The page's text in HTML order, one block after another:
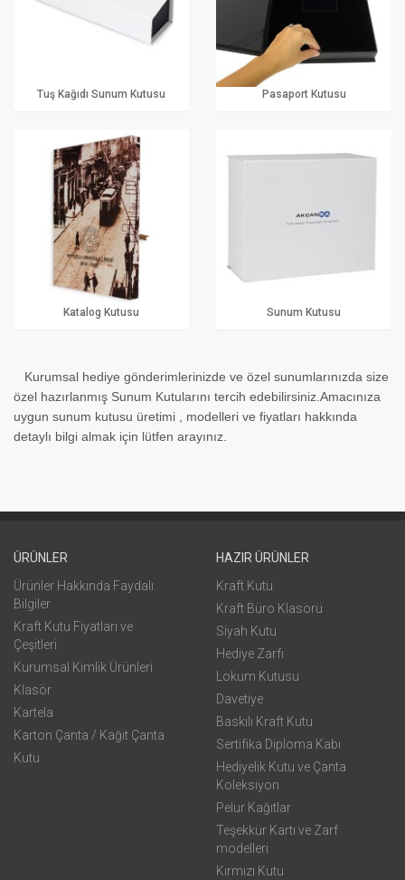
Tuş Kağıdı Sunum Kutusu Pasaport Kutusu
Katalog Kutusu Sunum Kutusu
Kurumsal hediye gönderimlerinizde ve özel sunumlarınızda size
özel hazırlanmış Sunum Kutularını tercih edebilirsiniz.Amacınıza
uygun sunum kutusu üretimi , modelleri ve fiyatları hakkında
detaylı bilgi almak için lütfen arayınız.
ÜRÜNLER
Ürünler Hakkında Faydalı
Bilgiler
Kraft Kutu Fiyatları ve
Çeşitleri
Kurumsal Kimlik Ürünleri
Klasör
Kartela
Karton Çanta / Kağıt Çanta
Kutu
HAZIR ÜRÜNLER
Kraft Kutu
Kraft Büro Klasörü
Siyah Kutu
Hediye Zarfı
Lokum Kutusu
Davetiye
Baskılı Kraft Kutu
Sertifika Diploma Kabı
Hediyelik Kutu ve Çanta
Koleksiyon
Pelur Kağıtlar
Teşekkür Kartı ve Zarf
modelleri
Kırmızı Kutu